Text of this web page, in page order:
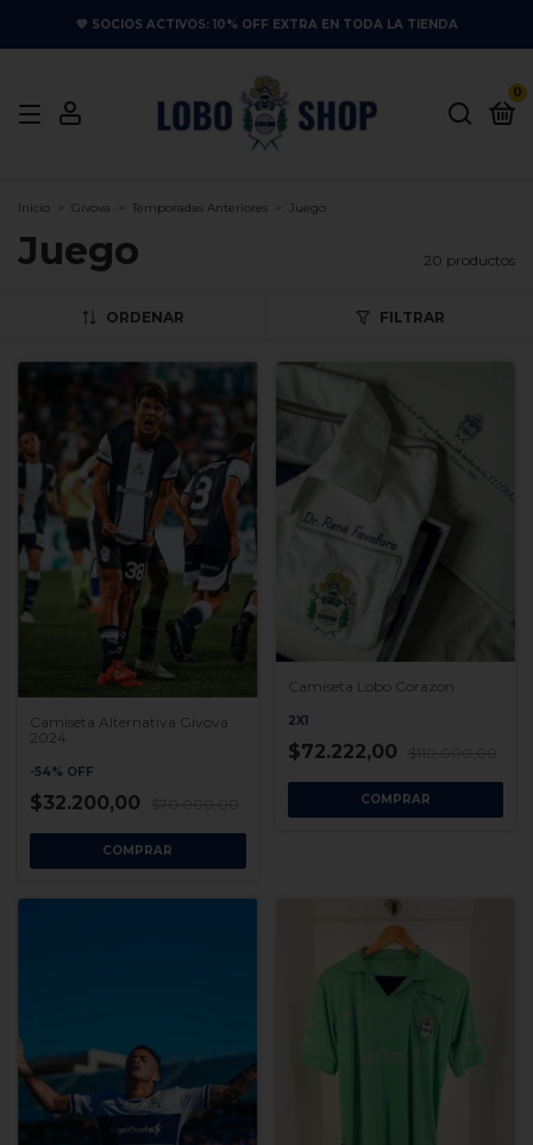
💙 SOCIOS ACTIVOS: 10% OFF EXTRA EN TODA LA TIENDA
0
Inicio > Givova > Temporadas Anteriores > Juego
Juego 20 productos
ORDENAR FILTRAR
Camiseta Alternativa Givova
2024
-54% OFF
$32.200,00
COMPRAR
Camiseta Lobo Corazon
2X1
$72.222,00
COMPRAR